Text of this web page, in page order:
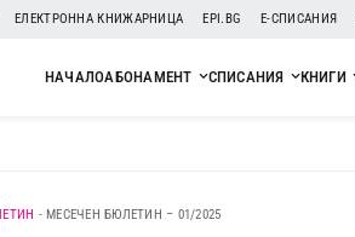
ЕЛЕКТРОННА КНИЖАРНИЦА EPI.BG Е-СПИСАНИЯ
НАЧАЛОАБОНАМЕНТ СПИСАНИЯ КНИГИ
- МЕСЕЧЕН БЮЛЕТИН – 01/2025